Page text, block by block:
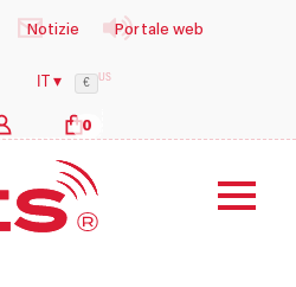
Notizie Portale web
IT ▾ € US
0